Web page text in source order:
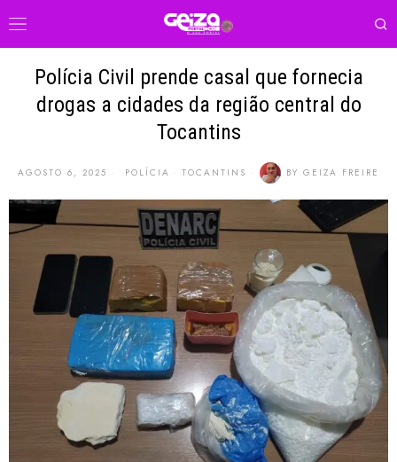
Polícia Civil prende casal que fornecia
drogas a cidades da região central do
Tocantins
AGOSTO 6, 2025 POLÍCIA · TOCANTINS BY GEIZA FREIRE